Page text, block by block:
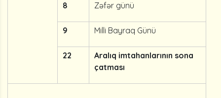
8 Zəfər günü
9 Milli Bayraq Günü
22
Aralıq imtahanlarının sona
çatması